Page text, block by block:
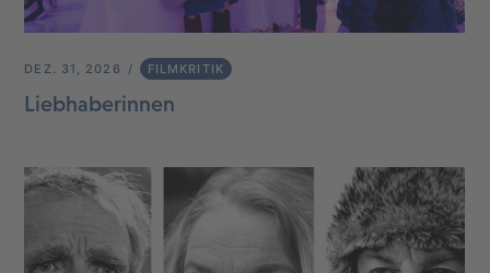
DEZ. 31, 2026 FILMKRITIK
Liebhaberinnen